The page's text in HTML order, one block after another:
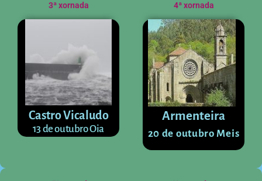
3ª xornada
Castro Vicaludo
13 de outubro Oia
4ª xornada
Armenteira
20 de outubro Meis